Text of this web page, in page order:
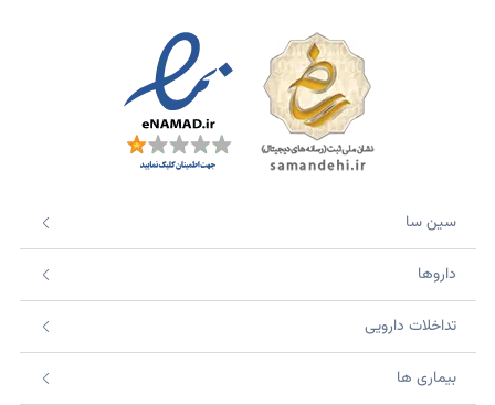
سین سا
داروها
تداخلات دارویی
بیماری ها